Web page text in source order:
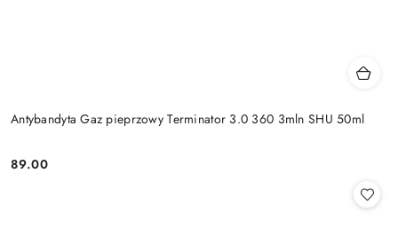
Antybandyta Gaz pieprzowy Terminator 3.0 360 3mln SHU 50ml
Cena:
89.00